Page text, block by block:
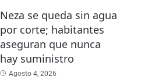
Neza se queda sin agua
por corte; habitantes
aseguran que nunca
hay suministro
Agosto 4, 2026